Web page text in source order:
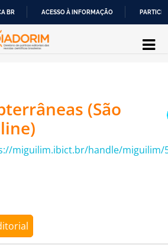
IR
BR ACESSO À INFORMAÇÃO
(São
miguilim.ibict.br/handle/miguilim/